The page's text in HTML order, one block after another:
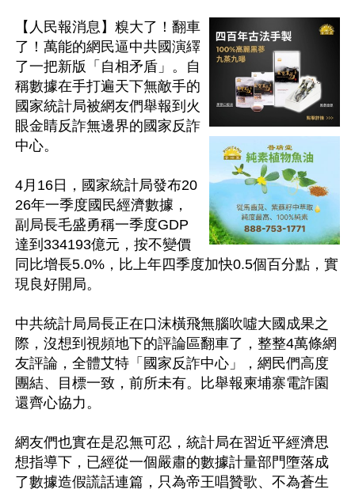
【人民報消息】糗大了！翻車
了！萬能的網民逼中共國演繹
了一把新版「自相矛盾」。自
稱數據在手打遍天下無敵手的
國家統計局被網友們舉報到火
眼金睛反詐無邊界的國家反詐
中心。
4月16日，國家統計局發布20
26年一季度國民經濟數據，
副局長毛盛勇稱一季度GDP
達到334193億元，按不變價
同比增長5.0%，比上年四季度加快0.5個百分點，實
現良好開局。
中共統計局局長正在口沫橫飛無腦吹噓大國成果之
際，沒想到視頻地下的評論區翻車了，整整4萬條網
友評論，全體艾特「國家反詐中心」，網民們高度
團結、目標一致，前所未有。比舉報柬埔寨電詐園
還齊心協力。
網友們也實在是忍無可忍，統計局在習近平經濟思
想指導下，已經從一個嚴肅的數據計量部門墮落成
了數據造假謊話連篇，只為帝王唱贊歌、不為蒼生